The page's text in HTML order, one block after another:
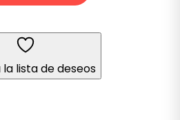
lista de deseos